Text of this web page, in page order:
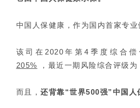
中国人保健康，作为国内首家专业
该司在2020年第4季度综合
205% ，最近一期风险综合评级为
而且，还背靠“世界500强”中国人